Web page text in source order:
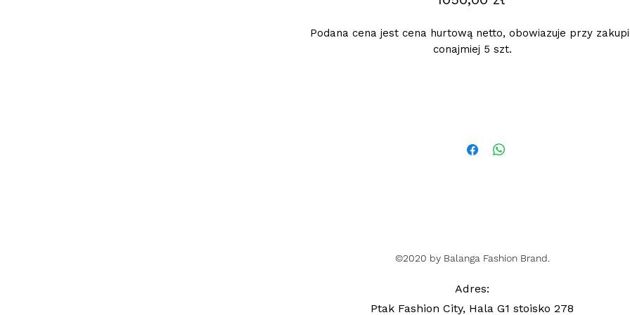
Podana cena jest cena hurtową netto, obowiazuje przy
conajmiej 5 szt.
©2020 by Balanga Fashion Brand.
Adres:
Ptak Fashion City, Hala G1 stoisko 278